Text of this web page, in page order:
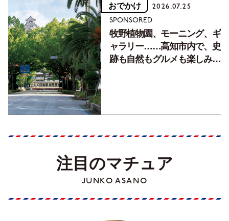
おでかけ 2026.07.25
SPONSORED
牧野植物園、モーニング、ギ
ャラリー……高知市内で、史
跡も自然もグルメも楽しみ尽
注目のマチュア
JUNKO ASANO